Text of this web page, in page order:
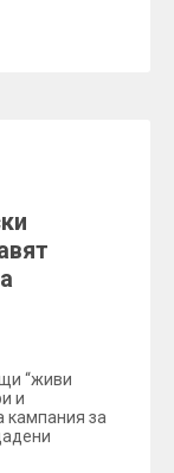
“живи
и
кампания за